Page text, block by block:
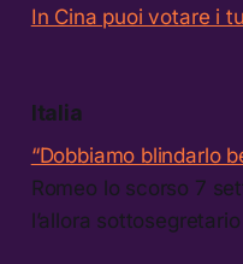
In Cina puoi votare i
Italia
“Dobbiamo blindarlo
Romeo lo scorso 7
l’allora